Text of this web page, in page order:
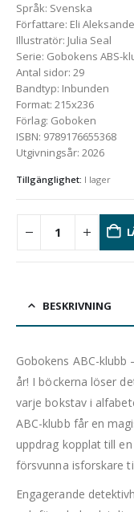
Språk: Svenska
Författare: Eli
Illustratör: Julia Seal
Serie: Gobokens ABS-
Antal sidor: 29
Bandtyp: Inbunden
Format: 215x236
Förlag: Goboken
ISBN: 9789176655368
Utgivningsår: 2026
Tillgänglighet: I lager
BESKRIVNING
Gobokens ABC-
år! I böckerna löser
varje bokstav i
ABC-klubb får en
uppdrag kopplat till
försvunna isforskare
Engagerande